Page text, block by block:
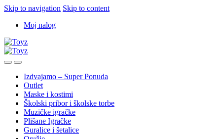
Skip to navigation Skip to content
Moj nalog
Izdvajamo – Super Ponuda
Outlet
Maske i kostimi
Školski pribor i školske torbe
Muzičke igračke
Plišane Igračke
Guralice i šetalice